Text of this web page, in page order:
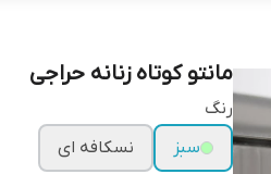
مانتو کوتاه زنانه حراجی
رنگ
سبز
نسکافه ای